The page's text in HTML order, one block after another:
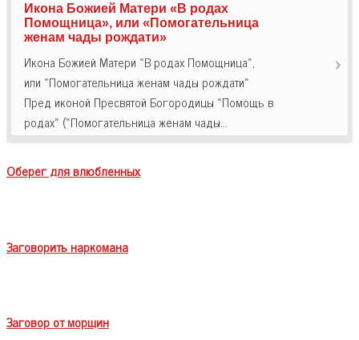
Икона Божией Матери «В родах
Помощница», или «Помогательница
женам чады рождати»
Икона Божией Матери «В родах Помощница»,
или «Помогательница женам чады рождати»
Пред иконой Пресвятой Богородицы «Помощь в
родах» («Помогательница женам чады…
Оберег для влюбленных
Заговорить наркомана
Заговор от морщин